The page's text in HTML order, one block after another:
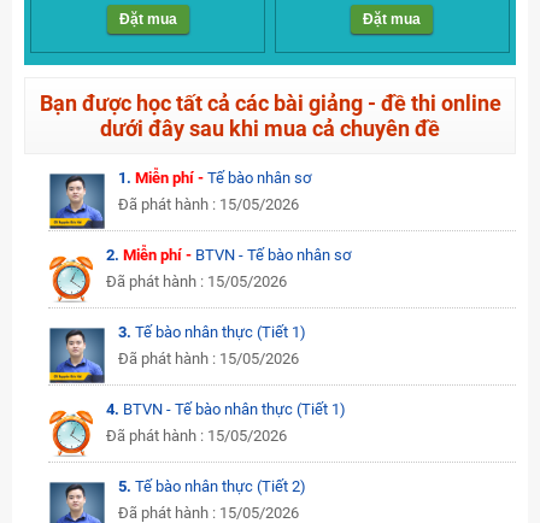
Đặt mua Đặt mua
Bạn được học tất cả các bài giảng - đề thi online
dưới đây sau khi mua cả chuyên đề
1. Miễn phí - Tế bào nhân sơ
Đã phát hành : 15/05/2026
2.Miễn phí - BTVN - Tế bào nhân sơ
Đã phát hành : 15/05/2026
3. Tế bào nhân thực (Tiết 1)
Đã phát hành : 15/05/2026
4. BTVN - Tế bào nhân thực (Tiết 1)
Đã phát hành : 15/05/2026
5. Tế bào nhân thực (Tiết 2)
Đã phát hành : 15/05/2026